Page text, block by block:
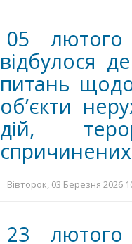
05
відбулося
питань
об’єкти
дій,
Вівторок, 03 Березня 2026
23